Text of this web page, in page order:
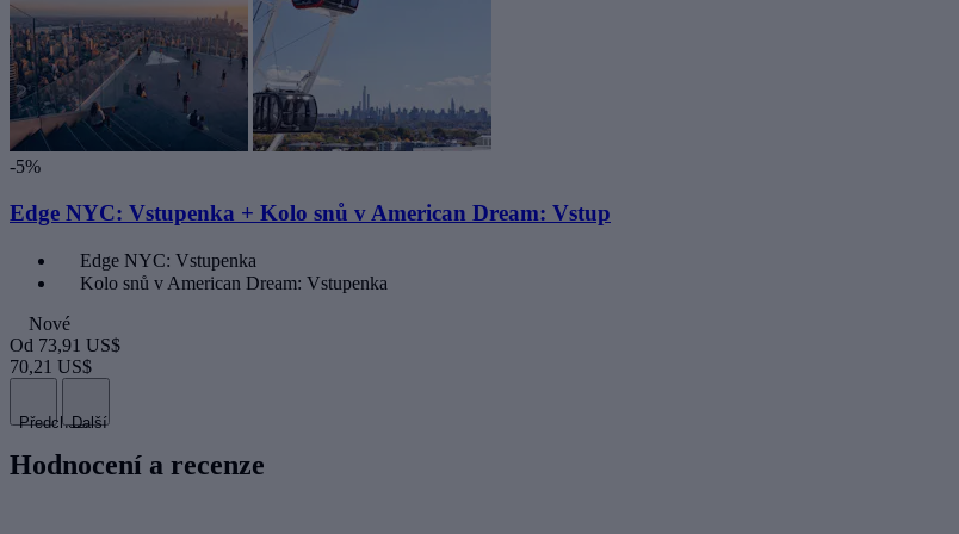
-5%
Edge NYC: Vstupenka + Kolo snů v American Dream: Vstup
Edge NYC: Vstupenka
Kolo snů v American Dream: Vstupenka
Nové
Od 73,91 US$
70,21 US$
PředchozíDalší
Hodnocení a recenze